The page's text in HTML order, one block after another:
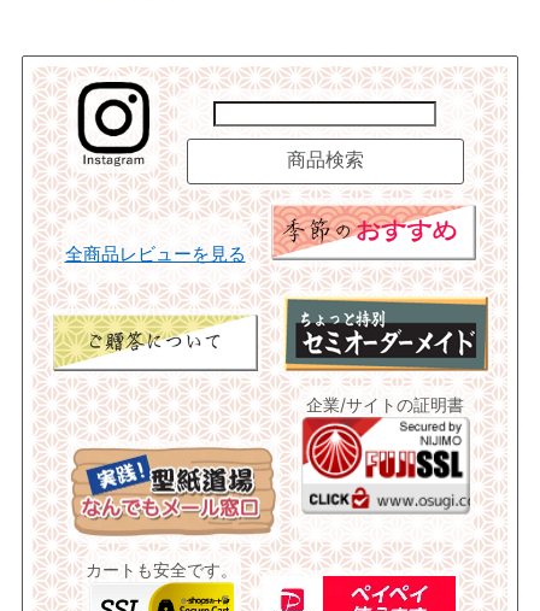
全商品レビューを見る
企業/サイトの証明書
カートも安全です。